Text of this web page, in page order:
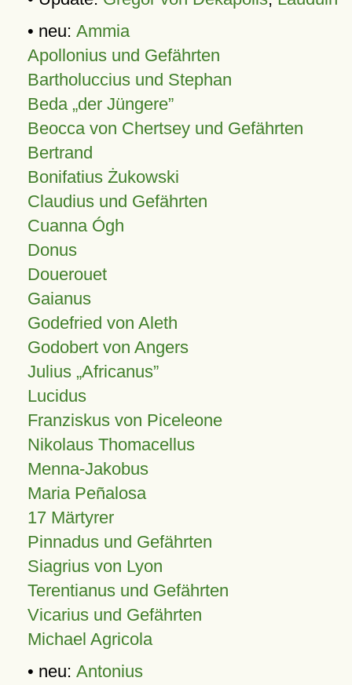
• neu: Ammia
Apollonius und Gefährten
Bartholuccius und Stephan
Beda „der Jüngere”
Beocca von Chertsey und Gefährten
Bertrand
Bonifatius Żukowski
Claudius und Gefährten
Cuanna Ógh
Donus
Douerouet
Gaianus
Godefried von Aleth
Godobert von Angers
Julius Africanus
Lucidus
Franziskus von Piceleone
Nikolaus Thomacellus
Menna-Jakobus
Maria Peñalosa
17 Märtyrer
Pinnadus und Gefährten
Siagrius von Lyon
Terentianus und Gefährten
Vicarius und Gefährten
Michael Agricola
• neu: Antonius